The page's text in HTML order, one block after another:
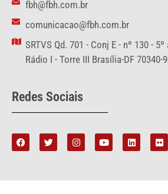
fbh@fbh.com.br
comunicacao@fbh.com.br
SRTVS Qd. 701 - Conj E - nº 130 -
Rádio I - Torre III Brasília-DF 70340-
Redes Sociais